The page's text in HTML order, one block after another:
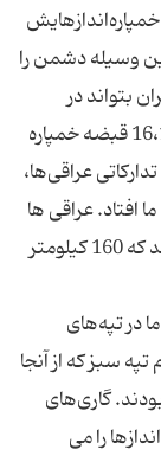
وسیله دشمن را
بتواند در
تپه‌های الله اکبر، سلاح سنگین مستقر کند. 16،15 قبضه خمپاره
عراقی‌ها،
افتاد. عراقى‏ ها
مجبور شدند کار تدارکاتى را از جاده‏اى انجام دهند که 160 کیلومتر
در تپه‏‌هاى
سبز که از آنجا
گاری‌هاى
را مى‏